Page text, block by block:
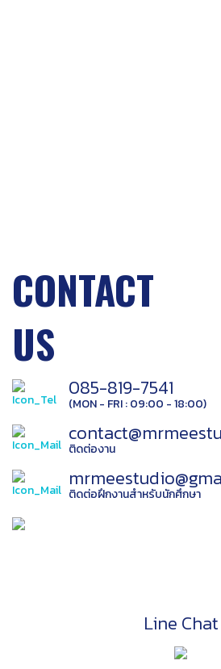
CONTACT
US
085-819-7541
(MON - FRI : 09:00 - 18:00)
ติดต่องาน
ติดต่อฝึกงานสำหรับนักศึกษา
Line Chat